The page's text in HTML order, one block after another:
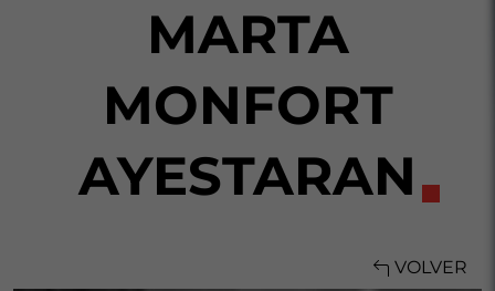
MARTA
MONFORT
AYESTARAN
VOLVER